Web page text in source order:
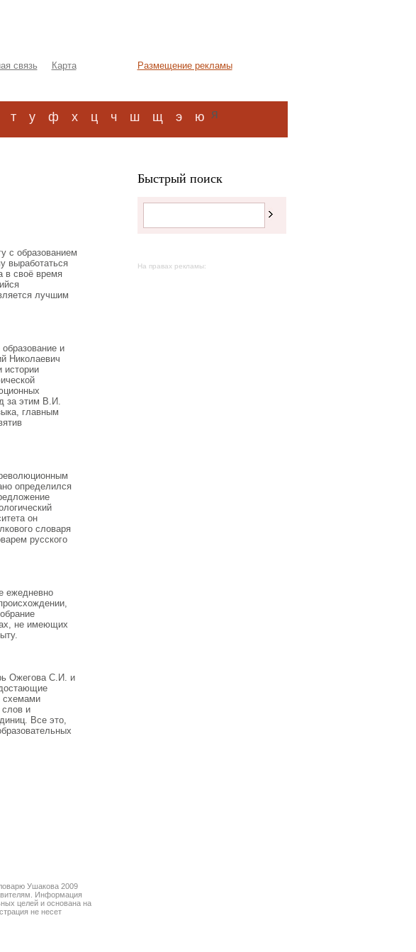
связь
Карта
Размещение рекламы
т у ф х ц ч ш щ э ю я
с образованием
выработаться
в своё время
лучшим
и
Николаевич
истории
за этим В.И.
главным
определился
он
словаря
русского
ежедневно
не имеющих
Ожегова С.И. и
схемами
слов и
Все это,
Быстрый поиск
На правах рекламы:
Ушакова 2009
Информация
целей и основана на
не несет